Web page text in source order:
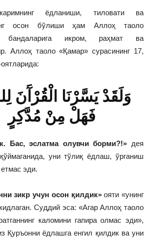
ВАКИЛЛИГИ
ёдланиши, тиловати ва
осон бўлиши ҳам Аллоҳ таоло
бандаларига икром, раҳмат ва
Аллоҳ таоло «Қамар» сурасининг 17,
وَلَقَدْ يَسَّرْنَا الْقُرْآَنَ
فَهَلْ مِنْ مُدَّكِرٍ
Бас, эслатма олувчи борми?!» дея
уни тўлиқ ёдлаш, ўрганиш
эди.
зикр учун осон қилдик»ояти «унинг
Суддий эса: «Агар Аллоҳ таоло
каломини гапира олмас эди»,
Қуръонни ёдлашга енгил қилдик ва уни